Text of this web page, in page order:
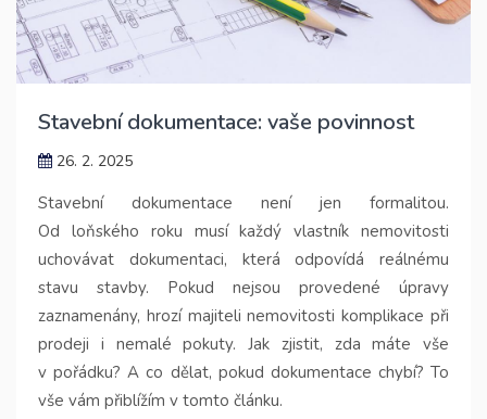
Stavební dokumentace: vaše povinnost
26. 2. 2025
Stavební dokumentace není jen formalitou.
Od loňského roku musí každý vlastník nemovitosti
uchovávat dokumentaci, která odpovídá reálnému
stavu stavby. Pokud nejsou provedené úpravy
zaznamenány, hrozí majiteli nemovitosti komplikace při
prodeji i nemalé pokuty. Jak zjistit, zda máte vše
v pořádku? A co dělat, pokud dokumentace chybí? To
vše vám přiblížím v tomto článku.